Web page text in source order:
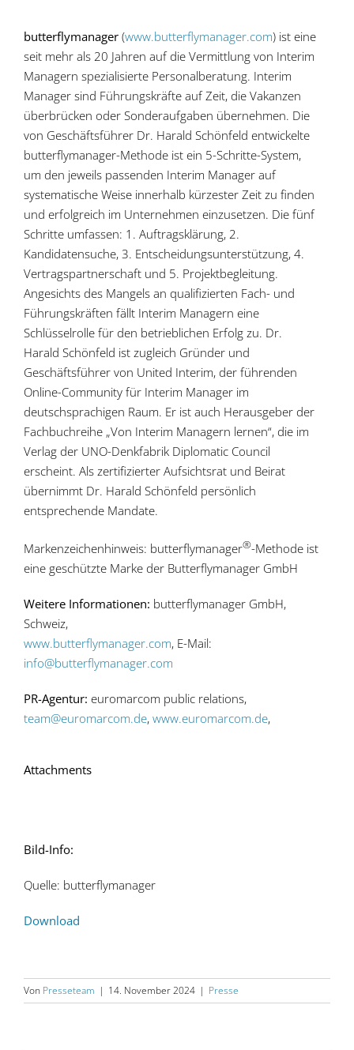
butterflymanager (www.butterflymanager.com) ist eine
seit mehr als 20 Jahren auf die Vermittlung von Interim
Managern spezialisierte Personalberatung. Interim
Manager sind Führungskräfte auf Zeit, die Vakanzen
überbrücken oder Sonderaufgaben übernehmen. Die
von Geschäftsführer Dr. Harald Schönfeld entwickelte
butterflymanager-Methode ist ein 5-Schritte-System,
um den jeweils passenden Interim Manager auf
systematische Weise innerhalb kürzester Zeit zu finden
und erfolgreich im Unternehmen einzusetzen. Die fünf
Schritte umfassen: 1. Auftragsklärung, 2.
Kandidatensuche, 3. Entscheidungsunterstützung, 4.
Vertragspartnerschaft und 5. Projektbegleitung.
Angesichts des Mangels an qualifizierten Fach- und
Führungskräften fällt Interim Managern eine
Schlüsselrolle für den betrieblichen Erfolg zu. Dr.
Harald Schönfeld ist zugleich Gründer und
Geschäftsführer von United Interim, der führenden
Online-Community für Interim Manager im
deutschsprachigen Raum. Er ist auch Herausgeber der
Fachbuchreihe „Von Interim Managern lernen“, die im
Verlag der UNO-Denkfabrik Diplomatic Council
erscheint. Als zertifizierter Aufsichtsrat und Beirat
übernimmt Dr. Harald Schönfeld persönlich
entsprechende Mandate.
Markenzeichenhinweis: butterflymanager®-Methode ist
eine geschützte Marke der Butterflymanager GmbH
Weitere Informationen: butterflymanager GmbH,
Schweiz,
www.butterflymanager.com, E-Mail:
info@butterflymanager.com
PR-Agentur: euromarcom public relations,
team@euromarcom.de, www.euromarcom.de,
Attachments
Bild-Info:
Quelle: butterflymanager
Download
Von Presseteam | 14. November 2024 | Presse